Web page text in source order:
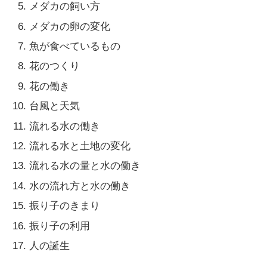
メダカの飼い方
メダカの卵の変化
魚が食べているもの
花のつくり
花の働き
台風と天気
流れる水の働き
流れる水と土地の変化
流れる水の量と水の働き
水の流れ方と水の働き
振り子のきまり
振り子の利用
人の誕生